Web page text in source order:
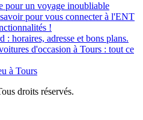
pour un voyage inoubliable
pour vous connecter à l'ENT
!
horaires, adresse et bons plans.
d'occasion à Tours : tout ce
à Tours
droits réservés.